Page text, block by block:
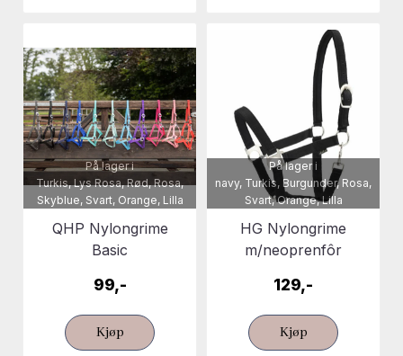
På lager i
Turkis, Lys Rosa, Rød, Rosa,
Skyblue, Svart, Orange, Lilla
QHP Nylongrime
Basic
99,-
Kjøp
På lager i
navy, Turkis, Burgunder, Rosa,
Svart, Orange, Lilla
HG Nylongrime
m/neoprenfôr
129,-
Kjøp